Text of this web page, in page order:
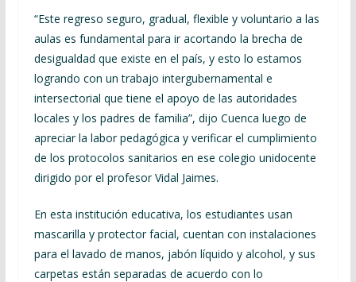
“Este regreso seguro, gradual, flexible y voluntario a las
aulas es fundamental para ir acortando la brecha de
desigualdad que existe en el país, y esto lo estamos
logrando con un trabajo intergubernamental e
intersectorial que tiene el apoyo de las autoridades
locales y los padres de familia”, dijo Cuenca luego de
apreciar la labor pedagógica y verificar el cumplimiento
de los protocolos sanitarios en ese colegio unidocente
dirigido por el profesor Vidal Jaimes.
En esta institución educativa, los estudiantes usan
mascarilla y protector facial, cuentan con instalaciones
para el lavado de manos, jabón líquido y alcohol, y sus
carpetas están separadas de acuerdo con lo